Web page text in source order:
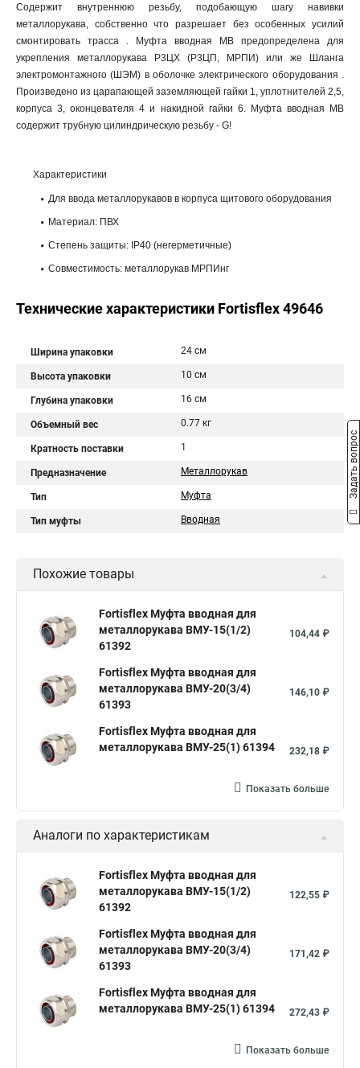
Содержит внутреннюю резьбу, подобающую шагу навивки
металлорукава, собственно что разрешает без особенных усилий
смонтировать трасса . Муфта вводная МВ предопределена для
укрепления металлорукава Р3ЦХ (Р3ЦП, МРПИ) или же Шланга
электромонтажного (ШЭМ) в оболочке электрического оборудования .
Произведено из царапающей заземляющей гайки 1, уплотнителей 2,5,
корпуса 3, оконцевателя 4 и накидной гайки 6. Муфта вводная МВ
содержит трубную цилиндрическую резьбу - G!
Характеристики
Для ввода металлорукавов в корпуса щитового оборудования
Материал: ПВХ
Степень защиты: IP40 (негерметичные)
Совместимость: металлорукав МРПИнг
Технические характеристики Fortisflex 49646
Ширина упаковки 24 см
Высота упаковки 10 см
Глубина упаковки 16 см
Объемный вес 0.77 кг
Кратность поставки 1
Предназначение Металлорукав
Тип Муфта
Тип муфты Вводная
Похожие товары
Fortisflex Муфта вводная для
металлорукава ВМУ-15(1/2)
61392
104,44 ₽
Fortisflex Муфта вводная для
металлорукава ВМУ-20(3/4)
61393
146,10 ₽
Fortisflex Муфта вводная для
металлорукава ВМУ-25(1) 61394
232,18 ₽
Показать больше
Аналоги по характеристикам
Fortisflex Муфта вводная для
металлорукава ВМУ-15(1/2)
61392
122,55 ₽
Fortisflex Муфта вводная для
металлорукава ВМУ-20(3/4)
61393
171,42 ₽
Fortisflex Муфта вводная для
металлорукава ВМУ-25(1) 61394
272,43 ₽
Показать больше
Задать вопрос